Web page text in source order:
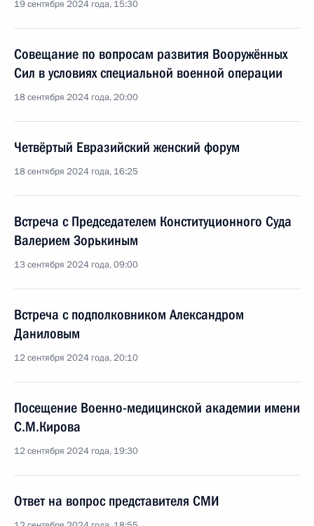
19 сентября 2024 года, 15:30
Совещание по вопросам развития Вооружённых
Сил в условиях специальной военной операции
18 сентября 2024 года, 20:00
Четвёртый Евразийский женский форум
18 сентября 2024 года, 16:25
Встреча с Председателем Конституционного Суда
Валерием Зорькиным
13 сентября 2024 года, 09:00
Встреча с подполковником Александром
Даниловым
12 сентября 2024 года, 20:10
Посещение Военно-медицинской академии имени
С.М.Кирова
12 сентября 2024 года, 19:30
Ответ на вопрос представителя СМИ